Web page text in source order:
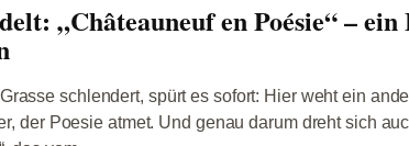
„Châteauneuf en Poésie“ –
schlendert, spürt es sofort: Hier weht ein
der Poesie atmet. Und genau darum dreht sich